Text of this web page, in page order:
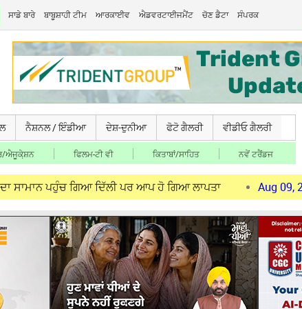
ਸਾਡੇ ਬਾਰੇ ਬਾਬੂਸ਼ਾਹੀ ਟੀਮ ਆਰਕਾਈਵ ਐਡਵਰਟਾਈਜਮੈਂਟ ਚੋਣ ਡੈਟਾ ਸੰਪਰਕ
ਨੈਸ਼ਨਲ / ਇੰਡੀਆ ਦੇਸ਼-ਦੁਨੀਆ ਫੋਟੋ ਗੈਲਰੀ ਵੀਡੀਓ ਗੈਲਰੀ
ਐਜੂਕੇ਼ਸ਼ਨ ਫਿਲਮ-ਟੀ ਵੀ ਕਿਤਾਬਾਂ/ਸਾਹਿਤ ਨਵੇਂ ਟਰੈਂਡਜ
ਗਿਆ ਦਿੱਲੀ ਪਰ ਆਪ ਹੋ ਗਿਆ ਲਾਪਤਾ Aug 09, 2026 ਪੰਜਾਬ